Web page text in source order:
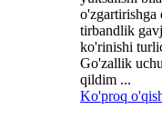
o'zgartirishga
tirbandlik
ko'rinishi
Go'zallik
qildim ...
Ko'proq